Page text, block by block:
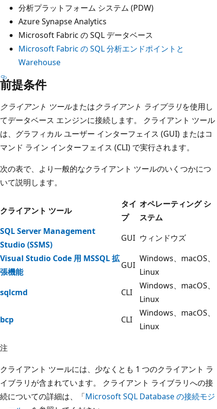
分析プラットフォーム システム (PDW)
Azure Synapse Analytics
Microsoft Fabric の SQL データベース
Microsoft Fabric の SQL 分析エンドポイントと
Warehouse
前提条件
クライアント ツールまたはクライアント ライブラリを使用し
てデータベース エンジンに接続します。 クライアント ツール
は、グラフィカル ユーザー インターフェイス (GUI) またはコ
マンド ライン インターフェイス (CLI) で実行されます。
次の表で、より一般的なクライアント ツールのいくつかにつ
いて説明します。
クライアント ツール
タイ
プ
オペレーティング シ
ステム
SQL Server Management
Studio (SSMS)
GUI ウィンドウズ
Visual Studio Code 用 MSSQL 拡
張機能
GUI
Windows、macOS、
Linux
sqlcmd
CLI
Windows、macOS、
Linux
bcp
CLI
Windows、macOS、
Linux
注
クライアント ツールには、少なくとも 1 つのクライアント ラ
イブラリが含まれています。 クライアント ライブラリへの接
続についての詳細は、「Microsoft SQL Database の接続モジ